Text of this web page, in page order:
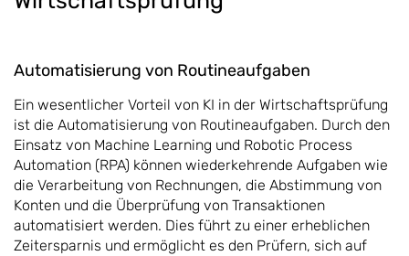
Automatisierung von Routineaufgaben
Ein wesentlicher Vorteil von KI in der Wirtschaftsprüfung
ist die Automatisierung von Routineaufgaben. Durch den
Einsatz von Machine Learning und Robotic Process
Automation (RPA) können wiederkehrende Aufgaben wie
die Verarbeitung von Rechnungen, die Abstimmung von
Konten und die Überprüfung von Transaktionen
automatisiert werden. Dies führt zu einer erheblichen
Zeitersparnis und ermöglicht es den Prüfern, sich auf